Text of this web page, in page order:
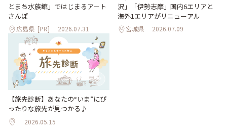
とまち水族館」ではじまるアート
さんぽ
広島県 [PR] 2026.07.31
沢」「伊勢志摩」国内6エリアと
海外1エリアがリニューアル
宮城県 2026.07.09
【旅先診断】あなたの“いま”にぴ
ったりな旅先が見つかる♪
2026.05.15